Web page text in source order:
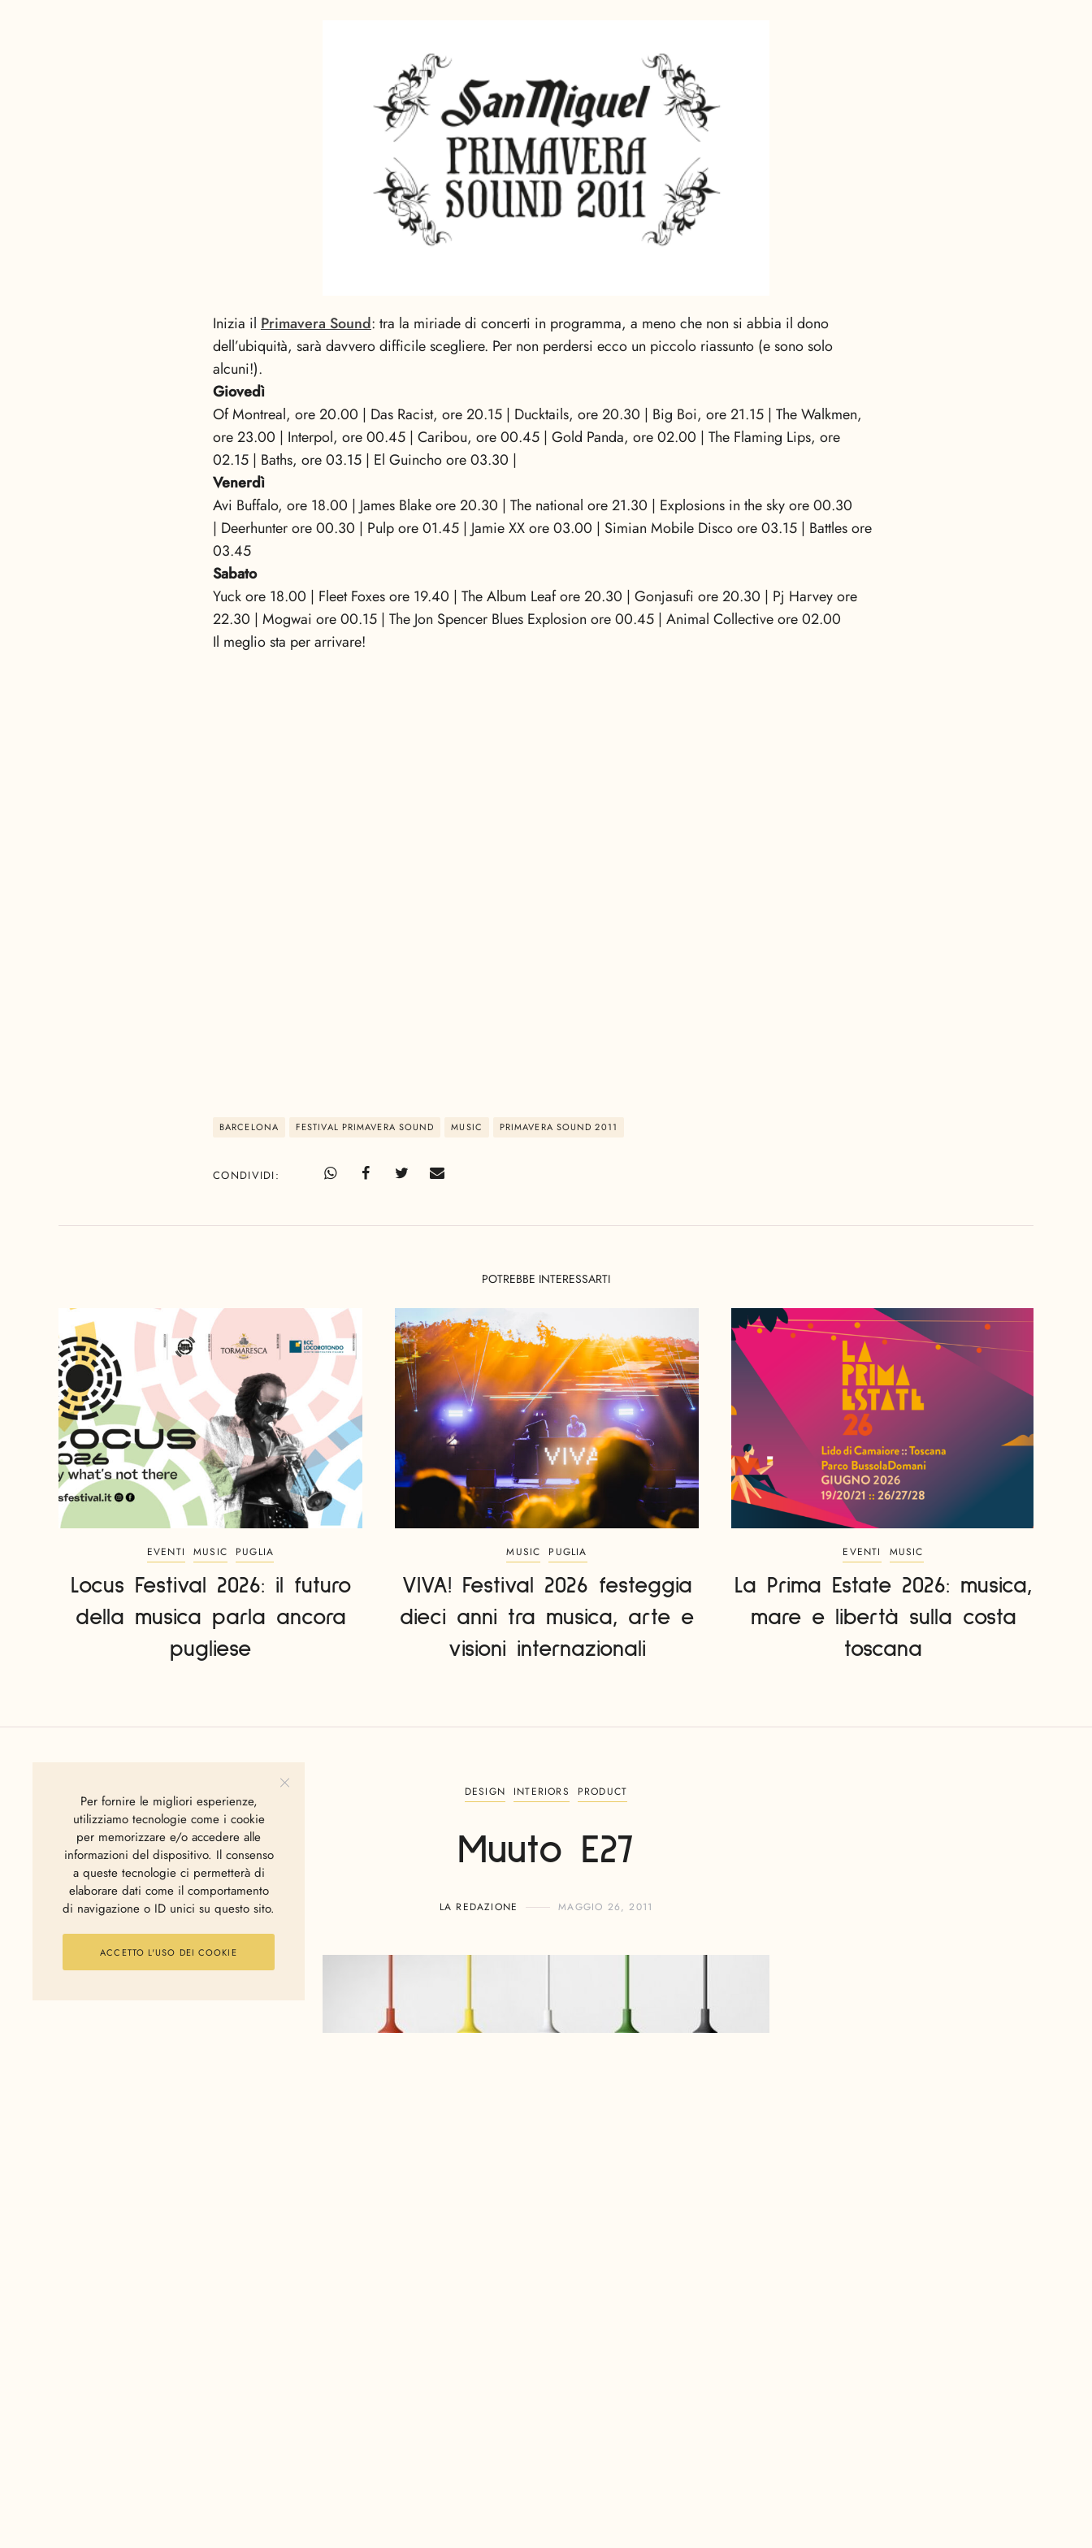
Inizia il Primavera Sound: tra la miriade di concerti in programma, a meno che non si abbia il dono
dell’ubiquità, sarà davvero difficile scegliere. Per non perdersi ecco un piccolo riassunto (e sono solo
alcuni!).
Giovedì
Of Montreal, ore 20.00 | Das Racist, ore 20.15 | Ducktails, ore 20.30 | Big Boi, ore 21.15 | The Walkmen,
ore 23.00 | Interpol, ore 00.45 | Caribou, ore 00.45 | Gold Panda, ore 02.00 | The Flaming Lips, ore
02.15 | Baths, ore 03.15 | El Guincho ore 03.30 |
Venerdì
Avi Buffalo, ore 18.00 | James Blake ore 20.30 | The national ore 21.30 | Explosions in the sky ore 00.30
| Deerhunter ore 00.30 | Pulp ore 01.45 | Jamie XX ore 03.00 | Simian Mobile Disco ore 03.15 | Battles ore
03.45
Sabato
Yuck ore 18.00 | Fleet Foxes ore 19.40 | The Album Leaf ore 20.30 | Gonjasufi ore 20.30 | Pj Harvey ore
22.30 | Mogwai ore 00.15 | The Jon Spencer Blues Explosion ore 00.45 | Animal Collective ore 02.00
Il meglio sta per arrivare!
BARCELONA FESTIVAL PRIMAVERA SOUND MUSIC PRIMAVERA SOUND 2011
CONDIVIDI
POTREBBE INTERESSARTI
EVENTI MUSIC PUGLIA
Locus Festival 2026: il futuro
della musica parla ancora
pugliese
MUSIC PUGLIA
VIVA! Festival 2026 festeggia
dieci anni tra musica, arte e
visioni internazionali
EVENTI MUSIC
La Prima Estate 2026: musica,
mare e libertà sulla costa
toscana
DESIGN INTERIORS PRODUCT
Muuto E27
LA REDAZIONE MAGGIO 26, 2011
Per fornire le migliori esperienze,
utilizziamo tecnologie come i cookie
per memorizzare e/o accedere alle
informazioni del dispositivo. Il consenso
a queste tecnologie ci permetterà di
elaborare dati come il comportamento
di navigazione o ID unici su questo sito.
ACCETTO L'USO DEI COOKIE